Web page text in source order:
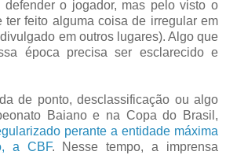
defender o jogador, mas pelo visto o
ter feito alguma coisa de irregular em
em outros lugares). Algo que
época precisa ser esclarecido e
de ponto, desclassificação ou algo
Baiano e na Copa do Brasil,
perante a entidade máxima
a CBF. Nesse tempo, a imprensa